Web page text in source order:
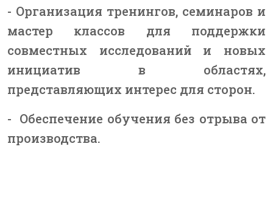
- Организация тренингов, семинаров и
мастер классов для поддержки
совместных исследований и новых
инициатив в областях,
представляющих интерес для сторон.
- Обеспечение обучения без отрыва от
производства.